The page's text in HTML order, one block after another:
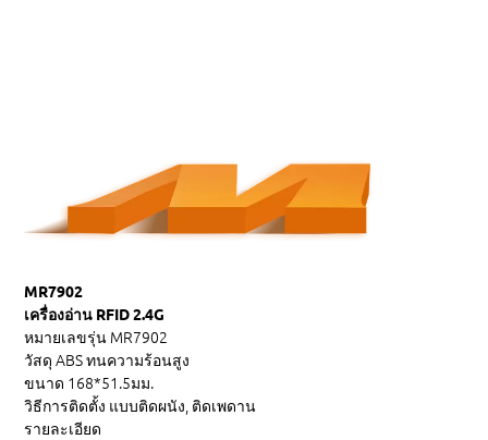
MR7902
เครื่องอ่าน RFID 2.4G
หมายเลขรุ่น MR7902
วัสดุ ABS ทนความร้อนสูง
ขนาด 168*51.5มม.
วิธีการติดตั้ง แบบติดผนัง, ติดเพดาน
รายละเอียด